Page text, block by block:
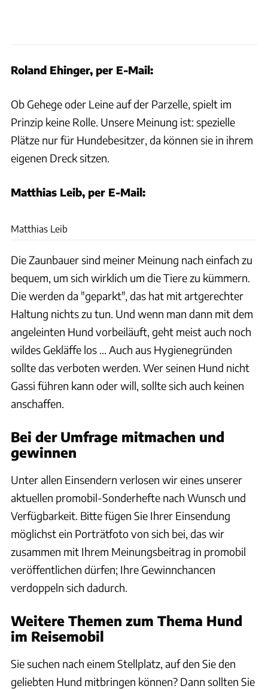
Roland Ehinger, per E-Mail:
Ob Gehege oder Leine auf der Parzelle, spielt im
Prinzip keine Rolle. Unsere Meinung ist: spezielle
Plätze nur für Hundebesitzer, da können sie in ihrem
eigenen Dreck sitzen.
Matthias Leib, per E-Mail:
Matthias Leib
Die Zaunbauer sind meiner Meinung nach einfach zu
bequem, um sich wirklich um die Tiere zu kümmern.
Die werden da "geparkt", das hat mit artgerechter
Haltung nichts zu tun. Und wenn man dann mit dem
angeleinten Hund vorbeiläuft, geht meist auch noch
wildes Gekläffe los ... Auch aus Hygienegründen
sollte das verboten werden. Wer seinen Hund nicht
Gassi führen kann oder will, sollte sich auch keinen
anschaffen.
Bei der Umfrage mitmachen und
gewinnen
Unter allen Einsendern verlosen wir eines unserer
aktuellen promobil-Sonderhefte nach Wunsch und
Verfügbarkeit. Bitte fügen Sie Ihrer Einsendung
möglichst ein Porträtfoto von sich bei, das wir
zusammen mit Ihrem Meinungsbeitrag in promobil
veröffentlichen dürfen; Ihre Gewinnchancen
verdoppeln sich dadurch.
Weitere Themen zum Thema Hund
im Reisemobil
Sie suchen nach einem Stellplatz, auf den Sie den
geliebten Hund mitbringen können? Dann sollten Sie